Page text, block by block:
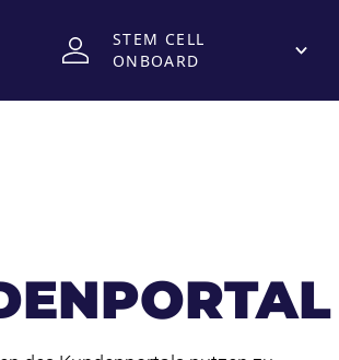
STEM CELL
ONBOARD